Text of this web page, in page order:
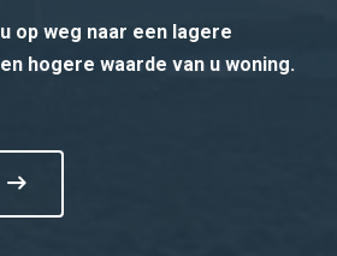
op weg naar een lagere
hogere waarde van u woning.